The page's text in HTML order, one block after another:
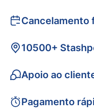
Cancelamento
10500+
Apoio ao
Pagamento